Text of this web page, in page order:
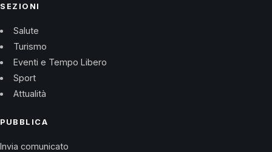
SEZIONI
Salute
Turismo
Eventi e Tempo Libero
Sport
Attualità
PUBBLICA
Invia comunicato